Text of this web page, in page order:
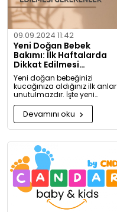
09.09.2024 11:42
Yeni Doğan Bebek
Bakımı: İlk Haftalarda
Dikkat Edilmesi
Gerekenler
Yeni doğan bebeğinizi
kucağınıza aldığınız ilk anlar
unutulmazdır. İşte yeni
doğan bebek bakımında
dikkat etmeniz gerekenler:
Devamını oku